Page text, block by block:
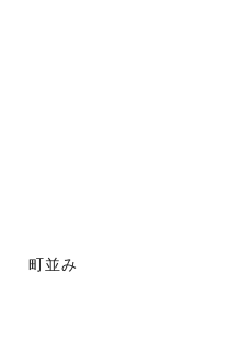
町並み